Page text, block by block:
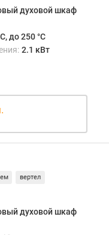
духовой шкаф
до 250 °C
2.1 кВт
вертел
духовой шкаф